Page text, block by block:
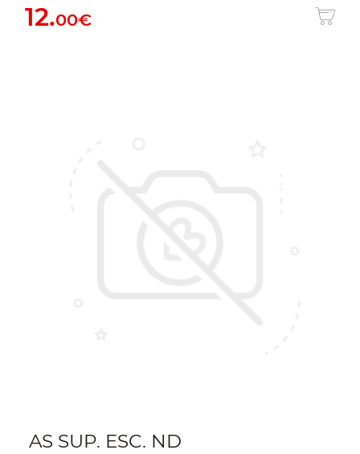
12.00€
AS SUP. ESC. ND